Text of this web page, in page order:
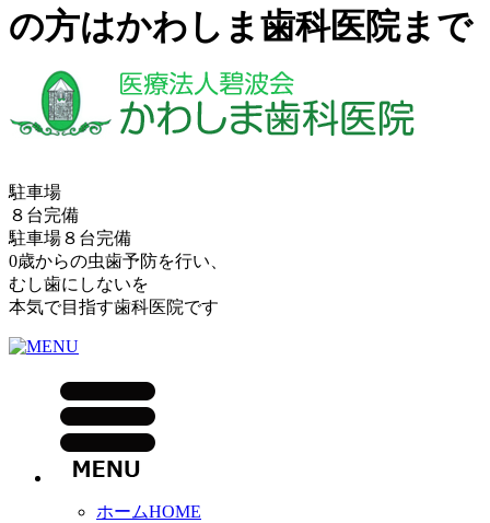
の方はかわしま歯科医院まで
駐車場
８台完備
駐車場８台完備
0歳からの虫歯予防を行い、
むし歯にしないを
本気で目指す歯科医院です
ホームHOME